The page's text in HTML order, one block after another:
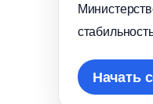
Начать